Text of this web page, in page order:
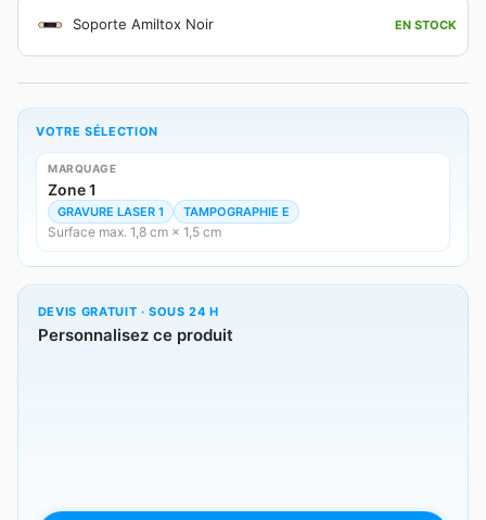
Soporte Amiltox Noir EN STOCK
VOTRE SÉLECTION
MARQUAGE
Zone 1
GRAVURE LASER 1 TAMPOGRAPHIE E
Surface max. 1,8 cm × 1,5 cm
DEVIS GRATUIT · SOUS 24 H
Personnalisez ce produit